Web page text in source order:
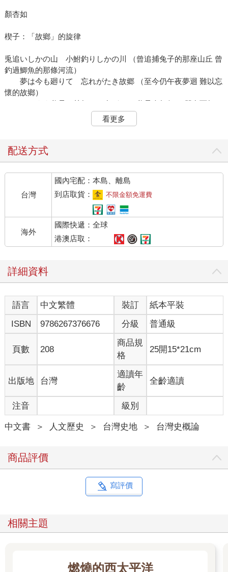
顏杏如
楔子：「故鄉」的旋律
兎追いしかの山 小鮒釣りしかの川 （曾追捕兔子的那座山丘 曾
釣過鯽魚的那條河流）
夢は今も廻りて 忘れがたき故郷 （至今仍午夜夢迴 難以忘
懷的故鄉）
いかにいます父母 恙無しや友がき （父母今如何？ 朋友可無
雨に風につけても 思い出る故郷 （每逢風雨 想起故鄉）
回到故鄉）
故鄉）
——〈故鄉〉（1914）作詞：高野辰之／作曲：岡野貞一
二○○一年我到日本東京留學，得知我研究主題的一位學姊，熱心
地介紹我參加一場集會「台中會」。「台中會」，顧名思義，是
戰前居住在台中的遣返者之集會。在那裡，我初遇在台灣出生、
長大，戰前被稱作「灣生」的日本人們，這也是我與〈故鄉〉這
她心之故鄉──台灣的我，親切地訴說她幼時的成長之地清水。不
是台中人的我，只能靜靜地聽他訴說，偶爾報以微笑，內心對於
無法回以同樣的熟悉與熱切，感到有些懊惱與詫異。望著滿座白
髮銀銀的老人家們，我想起小學和高中時微不足道的往事——校
長曾在校慶時向操場上的我們介紹遠道而來的日本人校友。那時
的我和同學們面面相覷，內心滿是疑惑——為何會有日本人校
友？這個甚少被想起的疑惑，直到我大學畢業開始研究「在台日
本人」時才解開。
留學期間，因為研究的關係，我陸陸續續參加過一些相似的集
會。這些聚會有的是以居住區為範圍（如昭和町會），有的是以
畢業學校為單位（如榕蔭會），但參加者們都是戰前曾經居住在
台灣、在台灣出生長大，戰後遣返回到日本，當時在我眼中已是
爺爺奶奶輩的日本人們。會中，老人家們細數那些他們熟悉的台
灣風景與童年回憶，鄉愁滿溢。而〈故鄉〉低沈而溫暖的合唱，
「故鄉」、「懷鄉」，是貫串這些聚會的主旋律。遙想故鄉台
的懷鄉之情，又與我年少時不解的記憶產生了連結。這些看似個
人的微小記憶，其實鑲嵌在不同群體的集體記憶與不同世代的記
他鄉變故鄉，今日的我們如何認識、打造家園緊緊扣連。
的故事——如何在「異鄉」生活，如何將「異鄉」變成「故鄉」
看更多
配送方式
台灣
國內宅配：本島、離島
到店取貨：
不限金額免運費
海外
國際快遞：全球
港澳店取：
詳細資料
語言 中文繁體 裝訂
紙本平裝
ISBN
9786267376676 分級 普通級
頁數 208
商品規
格
25開15*21cm
出版地 台灣
適讀年
齡
全齡適讀
注音 級別
中文書 ＞ 人文歷史 ＞ 台灣史地 ＞ 台灣史概論
商品評價
寫評價
相關主題
燃燒的西太平洋